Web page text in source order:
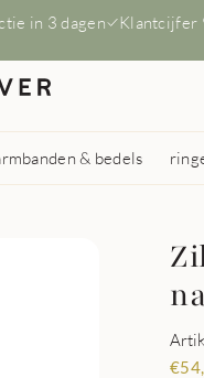
in 3 dagen Klantcijfer
& bedels
€